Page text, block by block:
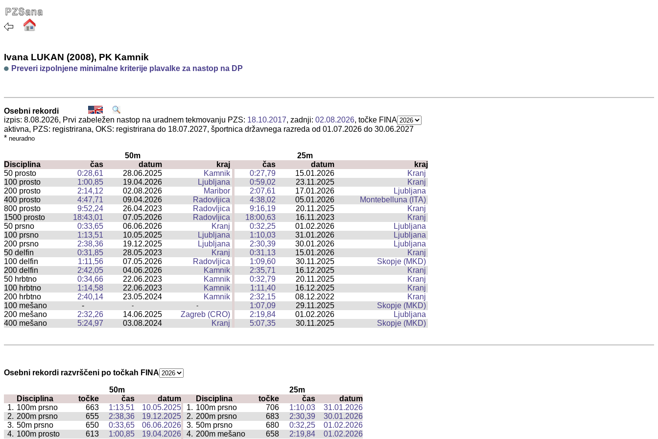
Ivana LUKAN (2008), PK Kamnik
Preveri izpolnjene minimalne kriterije plavalke za nastop na DP
Osebni rekordi
izpis: 8.08.2026, Prvi zabeležen nastop na uradnem tekmovanju PZS: 18.10.2017, zadnji: 02.08.2026, točke FINA
aktivna, PZS: registrirana, OKS: registrirana do 18.07.2027, športnica državnega razreda od 01.07.2026 do 30.06.2027
* neuradno
50m
25m
Disciplina
čas datum kraj čas datum
kraj
50 prosto
0:28,61 28.06.2025 Kamnik 0:27,79 15.01.2026
Kranj
100 prosto
1:00,85 19.04.2026 Ljubljana 0:59,02 23.11.2025
Kranj
200 prosto
2:14,12 02.08.2026 Maribor 2:07,61 17.01.2026
Ljubljana
400 prosto
4:47,71 09.04.2026 Radovljica 4:38,02 05.01.2026
Montebelluna (ITA)
800 prosto
9:52,24 26.04.2023 Radovljica 9:16,19 20.11.2025
Kranj
1500 prosto
18:43,01 07.05.2026 Radovljica 18:00,63 16.11.2023
Kranj
50 prsno
0:33,65 06.06.2026 Kranj 0:32,25 01.02.2026
Ljubljana
100 prsno
1:13,51 10.05.2025 Ljubljana 1:10,03 31.01.2026
Ljubljana
200 prsno
2:38,36 19.12.2025 Ljubljana 2:30,39 30.01.2026
Ljubljana
50 delfin
0:31,85 28.05.2023 Kranj 0:31,13 15.01.2026
Kranj
100 delfin
1:11,56 07.05.2026 Radovljica 1:09,60 30.11.2025
Skopje (MKD)
200 delfin
2:42,05 04.06.2026 Kamnik 2:35,71 16.12.2025
Kranj
50 hrbtno
0:34,66 22.06.2023 Kamnik 0:32,79 20.11.2025
Kranj
100 hrbtno
1:14,58 22.06.2023 Kamnik 1:11,40 16.12.2025
Kranj
200 hrbtno
2:40,14 23.05.2024 Kamnik 2:32,15 08.12.2022
Kranj
100 mešano
- - - 1:07,09 29.11.2025
Skopje (MKD)
200 mešano
2:32,26 14.06.2025 Zagreb (CRO) 2:19,84 01.02.2026
Ljubljana
400 mešano
5:24,97 03.08.2024 Kranj 5:07,35 30.11.2025 Skopje (MKD)
Osebni rekordi razvrščeni po točkah FINA
50m
25m
Disciplina
točke čas datum Disciplina točke čas
datum
1. 100m prsno 663 1:13,51 10.05.2025 1. 100m prsno 706 1:10,03
31.01.2026
2. 200m prsno 655 2:38,36 19.12.2025 2. 200m prsno 683 2:30,39
30.01.2026
3. 50m prsno 650 0:33,65 06.06.2026 3. 50m prsno 680 0:32,25
01.02.2026
4. 100m prosto 613 1:00,85 19.04.2026 4. 200m mešano 658 2:19,84
01.02.2026